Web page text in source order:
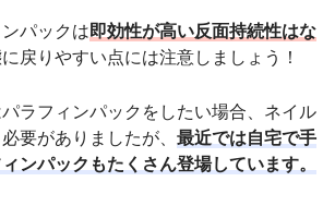
パックは即効性が高い反面持続性はな
戻りやすい点には注意しましょう！
ラフィンパックをしたい場合、ネイル
要がありましたが、 最近では自宅で手
ンパックもたくさん登場しています。